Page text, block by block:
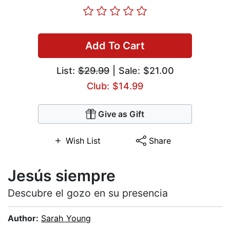
Add To Cart
List:$29.99| Sale: $21.00
Club: $14.99
Give as Gift
Wish List Share
Jesús siempre
Descubre el gozo en su presencia
Author: Sarah Young